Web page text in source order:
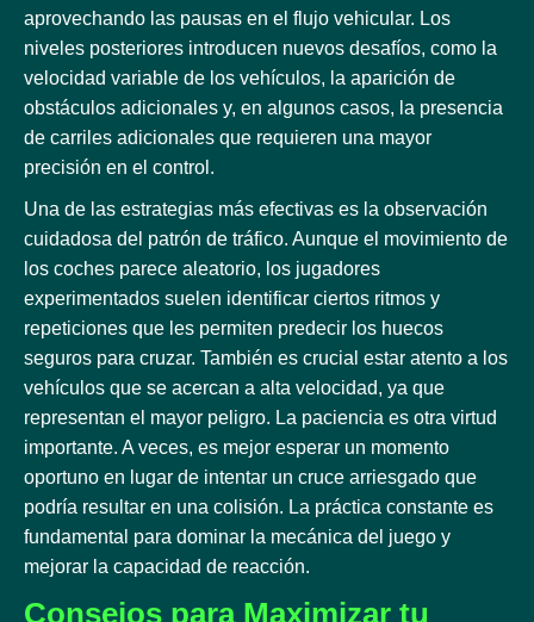
aprovechando las pausas en el flujo vehicular. Los
niveles posteriores introducen nuevos desafíos, como la
velocidad variable de los vehículos, la aparición de
obstáculos adicionales y, en algunos casos, la presencia
de carriles adicionales que requieren una mayor
precisión en el control.
Una de las estrategias más efectivas es la observación
cuidadosa del patrón de tráfico. Aunque el movimiento de
los coches parece aleatorio, los jugadores
experimentados suelen identificar ciertos ritmos y
repeticiones que les permiten predecir los huecos
seguros para cruzar. También es crucial estar atento a los
vehículos que se acercan a alta velocidad, ya que
representan el mayor peligro. La paciencia es otra virtud
importante. A veces, es mejor esperar un momento
oportuno en lugar de intentar un cruce arriesgado que
podría resultar en una colisión. La práctica constante es
fundamental para dominar la mecánica del juego y
mejorar la capacidad de reacción.
Consejos para Maximizar tu